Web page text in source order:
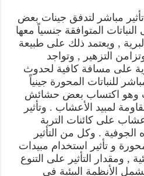
مباشر لتدفق جينات بعض
النباتات المتوافقة جنسياً معها
, ويعتمد ذلك على طبيعة
التزهير , وتواجد
على مسافة كافية لحدوث
للنباتات المحورة جينياً
وهو اكتساب بعض حشائش
لمبيد الأعشاب . وتأثير
على كائنات التربة
الجوفية . وكل من التأثير
و تأثير استخدام مبيدات
, ومقدار التأثير على التنوع
الأنظمة البيئية في